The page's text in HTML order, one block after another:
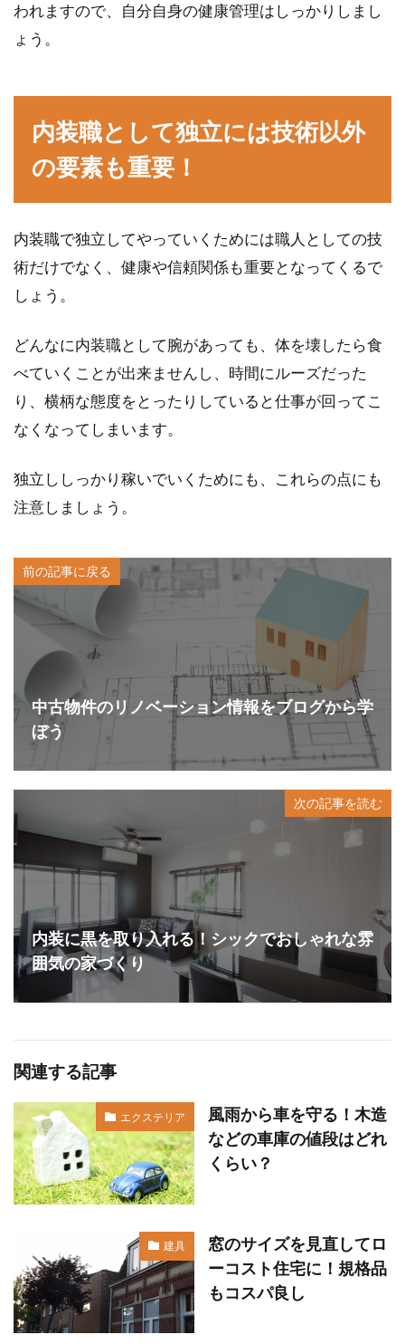
われますので、自分自身の健康管理はしっかりしまし
ょう。
内装職として独立には技術以外
の要素も重要！
内装職で独立してやっていくためには職人としての技
術だけでなく、健康や信頼関係も重要となってくるで
しょう。
どんなに内装職として腕があっても、体を壊したら食
べていくことが出来ませんし、時間にルーズだった
り、横柄な態度をとったりしていると仕事が回ってこ
なくなってしまいます。
独立ししっかり稼いでいくためにも、これらの点にも
注意しましょう。
前の記事に戻る
中古物件のリノベーション情報をブログから学
ぼう
次の記事を読む
内装に黒を取り入れる！シックでおしゃれな雰
囲気の家づくり
関連する記事
エクステリア
風雨から車を守る！木造
などの車庫の値段はどれ
くらい？
建具
窓のサイズを見直してロ
ーコスト住宅に！規格品
もコスパ良し